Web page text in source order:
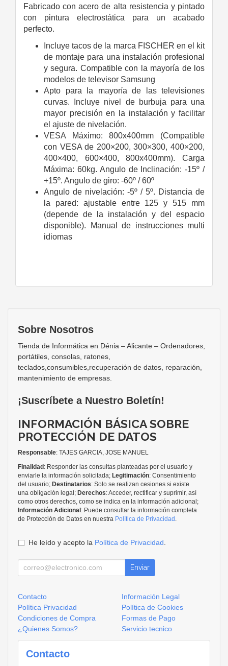
Fabricado con acero de alta resistencia y pintado
con pintura electrostática para un acabado
perfecto.
Incluye tacos de la marca FISCHER en el kit
de montaje para una instalación profesional
y segura. Compatible con la mayoría de los
modelos de televisor Samsung
Apto para la mayoría de las televisiones
curvas. Incluye nivel de burbuja para una
mayor precisión en la instalación y facilitar
el ajuste de nivelación.
VESA Máximo: 800x400mm (Compatible
con VESA de 200×200, 300×300, 400×200,
400×400, 600×400, 800x400mm). Carga
Máxima: 60kg. Angulo de Inclinación: -15º /
+15º. Angulo de giro: -60º / 60º
Angulo de nivelación: -5º / 5º. Distancia de
la pared: ajustable entre 125 y 515 mm
(depende de la instalación y del espacio
disponible). Manual de instrucciones multi
idiomas
Sobre Nosotros
Tienda de Informática en Dénia – Alicante – Ordenadores,
portátiles, consolas, ratones,
teclados,consumibles,recuperación de datos, reparación,
mantenimiento de empresas.
¡Suscríbete a Nuestro Boletín!
INFORMACIÓN BÁSICA SOBRE
PROTECCIÓN DE DATOS
Responsable: TAJES GARCIA, JOSE MANUEL
Finalidad : Responder las consultas planteadas por el usuario y
enviarle la información solicitada; Legitimación: Consentimiento
del usuario; Destinatarios: Solo se realizan cesiones si existe
una obligación legal; Derechos: Acceder, rectificar y suprimir, así
como otros derechos, como se indica en la información adicional;
Información Adicional : Puede consultar la información completa
de Protección de Datos en nuestra Política de Privacidad
He leído y acepto la Política de Privacidad
Enviar
Contacto
Información Legal
Política Privacidad
Política de Cookies
Condiciones de Compra
Formas de Pago
¿Quienes Somos?
Servicio tecnico
Contacto